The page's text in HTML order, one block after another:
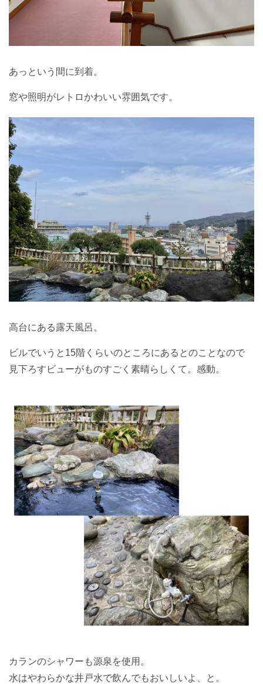
あっという間に到着。
窓や照明がレトロかわいい雰囲気です。
高台にある露天風呂。
ビルでいうと15階くらいのところにあるとのことなので
見下ろすビューがものすごく素晴らしくて。感動。
カランのシャワーも源泉を使用。
水はやわらかな井戸水で飲んでもおいしいよ、と。